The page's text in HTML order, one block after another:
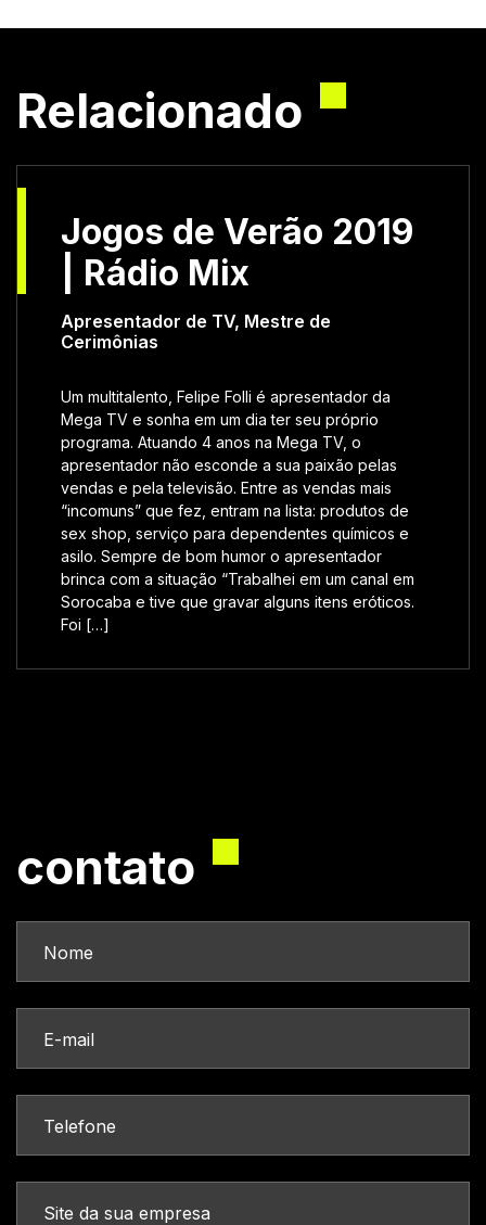
Relacionado
Jogos de Verão 2019
| Rádio Mix
Apresentador de TV, Mestre de
Cerimônias
Um multitalento, Felipe Folli é apresentador da
Mega TV e sonha em um dia ter seu próprio
programa. Atuando 4 anos na Mega TV, o
apresentador não esconde a sua paixão pelas
vendas e pela televisão. Entre as vendas mais
“incomuns” que fez, entram na lista: produtos de
sex shop, serviço para dependentes químicos e
asilo. Sempre de bom humor o apresentador
brinca com a situação “Trabalhei em um canal em
Sorocaba e tive que gravar alguns itens eróticos.
Foi […]
contato